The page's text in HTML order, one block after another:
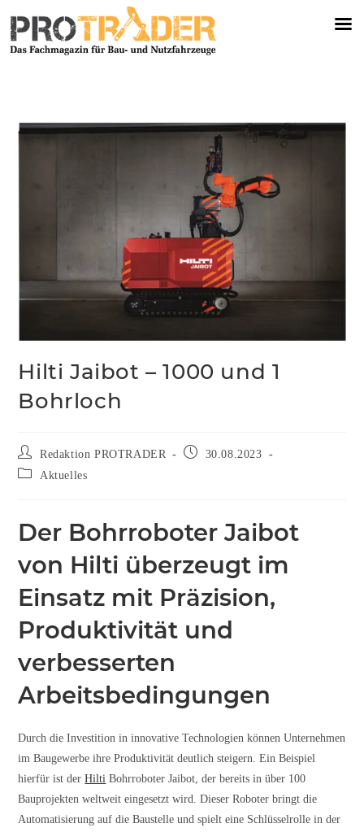
Hilti Jaibot – 1000 und 1
Bohrloch
Redaktion PROTRADER
30.08.2023
Aktuelles
Der Bohrroboter Jaibot
von Hilti überzeugt im
Einsatz mit Präzision,
Produktivität und
verbesserten
Arbeitsbedingungen
Durch die Investition in innovative Technologien können Unternehmen
im Baugewerbe ihre Produktivität deutlich steigern. Ein Beispiel
hierfür ist derHilti Bohrroboter Jaibot, der bereits in über 100
Bauprojekten weltweit eingesetzt wird. Dieser Roboter bringt die
Automatisierung auf die Baustelle und spielt eine Schlüsselrolle in der